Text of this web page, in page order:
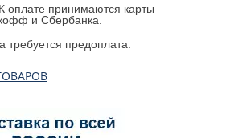
оплате принимаются карты
и Сбербанка.
предоплата.